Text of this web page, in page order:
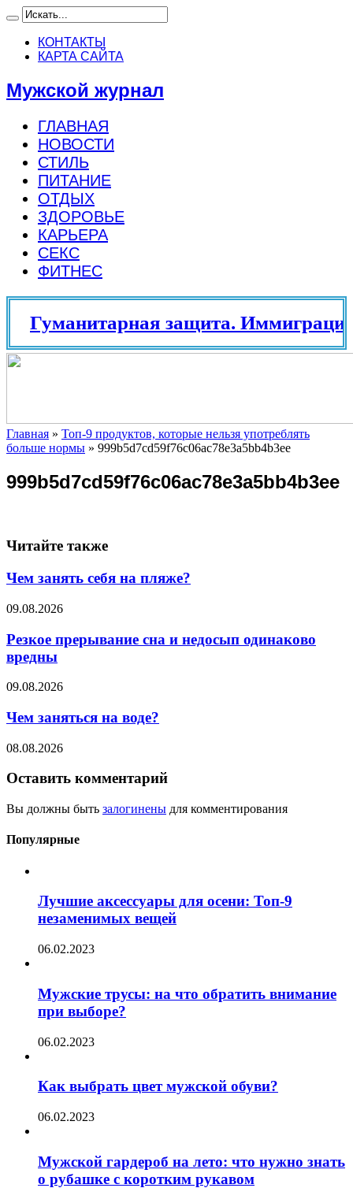
КОНТАКТЫ
КАРТА САЙТА
Мужской журнал
ГЛАВНАЯ
НОВОСТИ
СТИЛЬ
ПИТАНИЕ
ОТДЫХ
ЗДОРОВЬЕ
КАРЬЕРА
СЕКС
ФИТНЕС
Гуманитарная защита.
Главная » Топ-9 продуктов, которые нельзя употреблять
больше нормы » 999b5d7cd59f76c06ac78e3a5bb4b3ee
999b5d7cd59f76c06ac78e3a5bb4b3ee
Читайте также
Чем занять себя на пляже?
09.08.2026
Резкое прерывание сна и недосып одинаково
вредны
09.08.2026
Чем заняться на воде?
08.08.2026
Оставить комментарий
Вы должны быть залогинены для комментирования
Популярные
Лучшие аксессуары для осени: Топ-9
незаменимых вещей
06.02.2023
Мужские трусы: на что обратить внимание
при выборе?
06.02.2023
Как выбрать цвет мужской обуви?
06.02.2023
Мужской гардероб на лето: что нужно знать
о рубашке с коротким рукавом